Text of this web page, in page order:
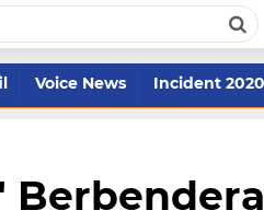
Voice News Incident 2020